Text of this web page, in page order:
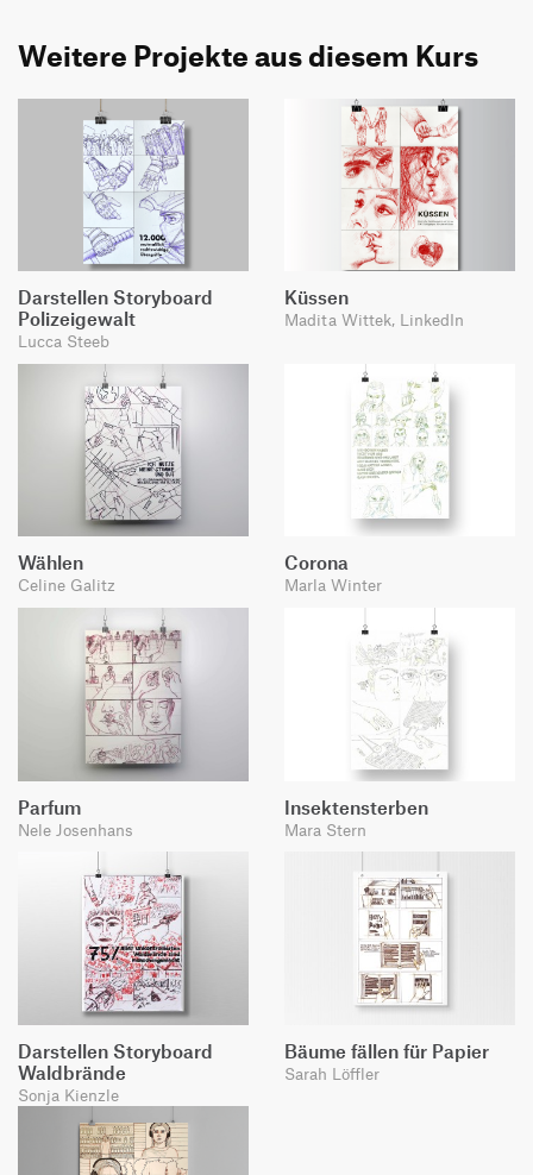
Weitere Projekte aus diesem Kurs
Darstellen Storyboard
Polizeigewalt
Lucca Steeb
Küssen
Madita Wittek, LinkedIn
Wählen
Celine Galitz
Corona
Marla Winter
Parfum
Nele Josenhans
Insektensterben
Mara Stern
Darstellen Storyboard
Waldbrände
Sonja Kienzle
Bäume fällen für Papier
Sarah Löffler